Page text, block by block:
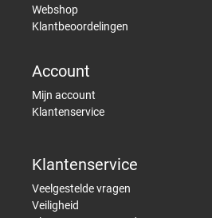
Webshop
Klantbeoordelingen
Account
Mijn account
Klantenservice
Klantenservice
Veelgestelde vragen
Veiligheid